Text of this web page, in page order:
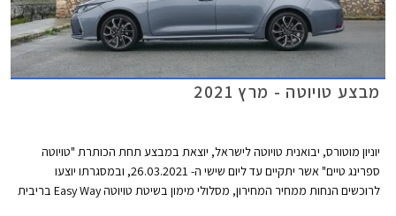
מבצע טויוטה - מרץ 2021
יוניון מוטורס, יבואנית טויוטה לישראל, יוצאת במבצע תחת הכותרת "טויוטה
ספרינג טיים" אשר יתקיים עד ליום שישי ה- 26.03.2021, ובמסגרתו יוצעו
לרוכשים הנחות ממחיר המחירון, מסלולי מימון בשיטת טויוטה Easy Way בריבית